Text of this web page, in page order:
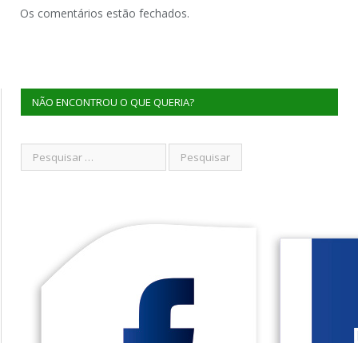
Os comentários estão fechados.
NÃO ENCONTROU O QUE QUERIA?